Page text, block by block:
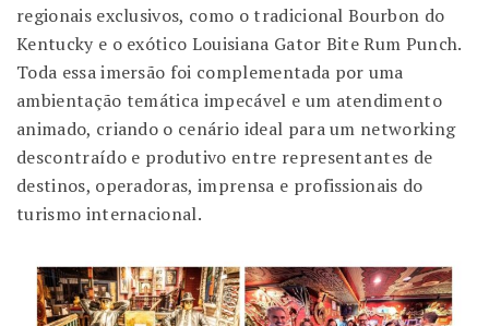
regionais exclusivos, como o tradicional Bourbon do
Kentucky e o exótico Louisiana Gator Bite Rum Punch.
Toda essa imersão foi complementada por uma
ambientação temática impecável e um atendimento
animado, criando o cenário ideal para um networking
descontraído e produtivo entre representantes de
destinos, operadoras, imprensa e profissionais do
turismo internacional.